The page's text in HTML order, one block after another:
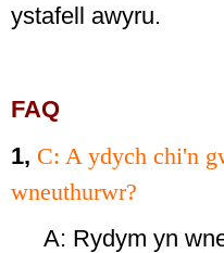
ystafell awyru.
FAQ
1, C: A ydych chi'n
wneuthurwr?
A: Rydym yn